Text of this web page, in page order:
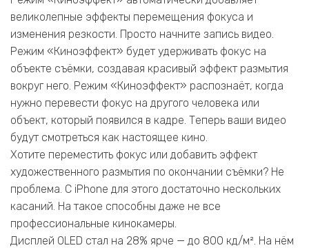
великолепные эффекты перемещения фокуса и
изменения резкости. Просто начните запись видео.
Режим «Киноэффект» будет удерживать фокус на
объекте съёмки, создавая красивый эффект размытия
вокруг него. Режим «Киноэффект» распознаёт, когда
нужно перевести фокус на другого человека или
объект, который появился в кадре. Теперь ваши видео
будут смотреться как настоящее кино.
Хотите переместить фокус или добавить эффект
художественного размытия по окончании съёмки? Не
проблема. С iPhone для этого достаточно нескольких
касаний. На такое способны даже не все
профессиональные кинокамеры.
Дисплей OLED стал на 28% ярче — до 800 кд/м². На нём